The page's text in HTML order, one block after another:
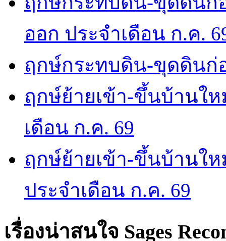
ออก ประจำเดือน ก.ค.
ฤกษ์กระทบดิน-ขุดดินก่
ฤกษ์ย้ายเข้า-ขึ้นบ้านใ
เดือน ก.ค. 69
ฤกษ์ย้ายเข้า-ขึ้นบ้านใ
ประจำเดือน ก.ค. 69
เรื่องน่าสนใจ Sages